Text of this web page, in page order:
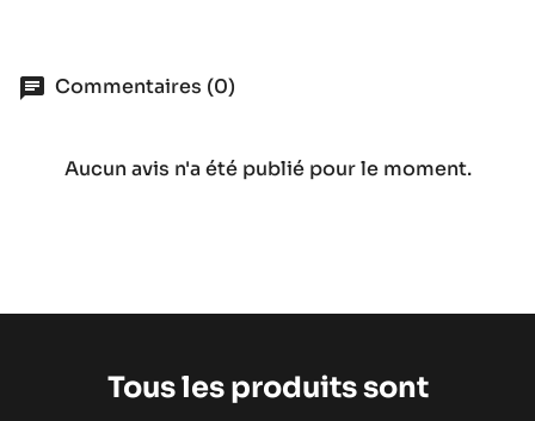
Commentaires (0)
Aucun avis n'a été publié pour le moment.
Tous les produits sont